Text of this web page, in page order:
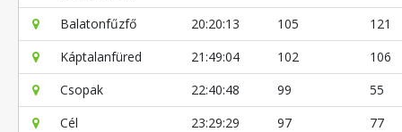
Balatonfűzfő 20:20:13 105
121
Káptalanfüred
21:49:04 102
106
Csopak
22:40:48 99
55
Cél
23:29:29 97 77